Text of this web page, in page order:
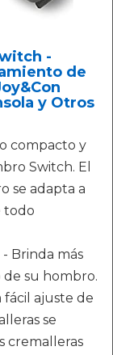
-
de
y Otros
compacto y
Switch. El
se adapta a
todo
Brinda más
de su hombro.
fácil ajuste de
se
cremalleras